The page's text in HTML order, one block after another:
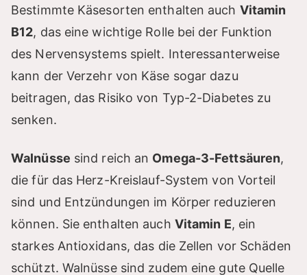
d
e
o
Bestimmte Käsesorten enthalten auch Vitamin
B12, das eine wichtige Rolle bei der Funktion
des Nervensystems spielt. Interessanterweise
kann der Verzehr von Käse sogar dazu
beitragen, das Risiko von Typ-2-Diabetes zu
senken.
Walnüsse sind reich an Omega-3-Fettsäuren,
die für das Herz-Kreislauf-System von Vorteil
sind und Entzündungen im Körper reduzieren
können. Sie enthalten auch Vitamin E, ein
starkes Antioxidans, das die Zellen vor Schäden
schützt. Walnüsse sind zudem eine gute Quelle